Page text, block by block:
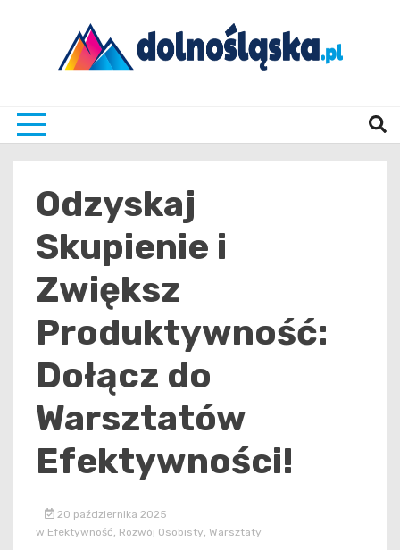
Odzyskaj
Skupienie i
Zwiększ
Produktywność:
Dołącz do
Warsztatów
Efektywności!
20 października 2025
w Efektywność Rozwój Osobisty Warsztaty